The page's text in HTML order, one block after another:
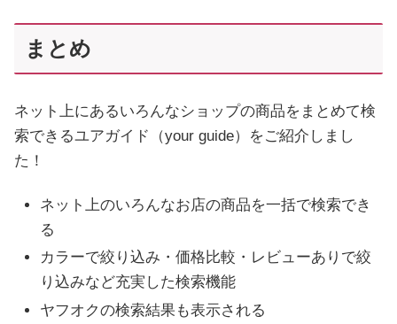
まとめ
ネット上にあるいろんなショップの商品をまとめて検
索できるユアガイド（your guide）をご紹介しまし
た！
ネット上のいろんなお店の商品を一括で検索でき
る
カラーで絞り込み・価格比較・レビューありで絞
り込みなど充実した検索機能
ヤフオクの検索結果も表示される